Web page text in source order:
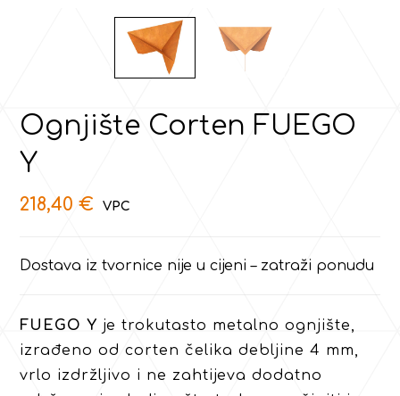
Ognjište Corten FUEGO
Y
218,40€
Dostava iz tvornice nije u cijeni – zatraži ponudu
FUEGO Y je trokutasto metalno ognjište,
izrađeno od corten čelika debljine 4 mm,
vrlo izdržljivo i ne zahtijeva dodatno